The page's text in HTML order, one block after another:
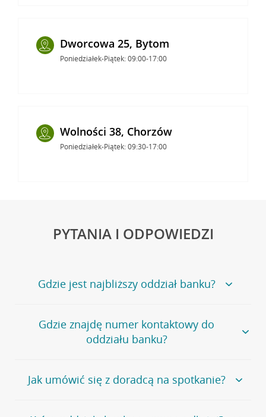
Dworcowa 25, Bytom
Poniedziałek-Piątek: 09:00-17:00
Wolności 38, Chorzów
Poniedziałek-Piątek: 09:30-17:00
PYTANIA I ODPOWIEDZI
Gdzie jest najbliższy oddział banku?
Jeśli szukasz oddziału naszego banku, zapraszamy na
stronęPlacówki i bankomaty, na której znajduje się
wygodna wyszukiwarka.
oddziałów
Gdzie znajdę numer kontaktowy do
oddziału banku?
Bank Credit Agricole nie udostępnia ogólnego numeru
telefonu do placówki bankowej.
Jak umówić się z doradcą na spotkanie?
Jeśli jesteś już naszym